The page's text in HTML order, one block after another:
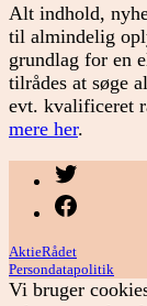
Alt indhold,
til almindelig
grundlag for en
tilrådes at søge
evt. kvalificeret
mere her.
AktieRådet
Persondatapolitik
Vi bruger